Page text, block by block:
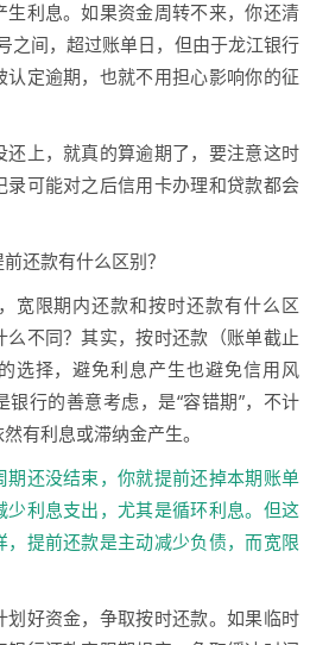
生利息。如果资金周转不来，你还清
之间，超过账单日，但由于龙江银行
定逾期，也就不用担心影响你的征
还上，就真的算逾期了，要注意这时
录可能对之后信用卡办理和贷款都会
还款有什么区别？
宽限期内还款和按时还款有什么区
不同？其实，按时还款（账单截止
选择，避免利息产生也避免信用风
银行的善意考虑，是“容错期”，不计
有利息或滞纳金产生。
期还没结束，你就提前还掉本期账单
少利息支出，尤其是循环利息。但这
提前还款是主动减少负债，而宽限
划好资金，争取按时还款。如果临时